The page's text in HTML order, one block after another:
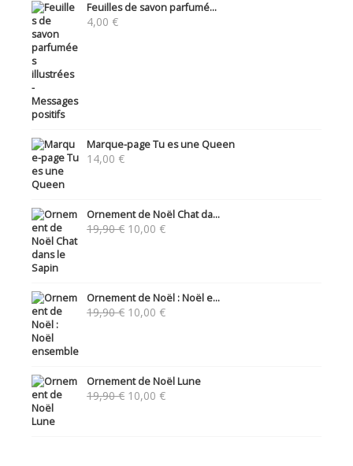
Feuilles de savon parfumé...
4,00 €
Marque-page Tu es une Queen
14,00 €
Ornement de Noël Chat da...
19,90€ Le
10,00 €Le
Ornement de Noël : Noël e...
19,90€ Le
10,00 €Le
Ornement de Noël Lune
19,90€ Le
10,00 €Le